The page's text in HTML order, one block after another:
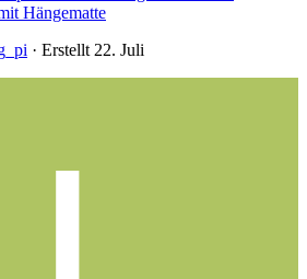
Hängematte
· Erstellt 22. Juli